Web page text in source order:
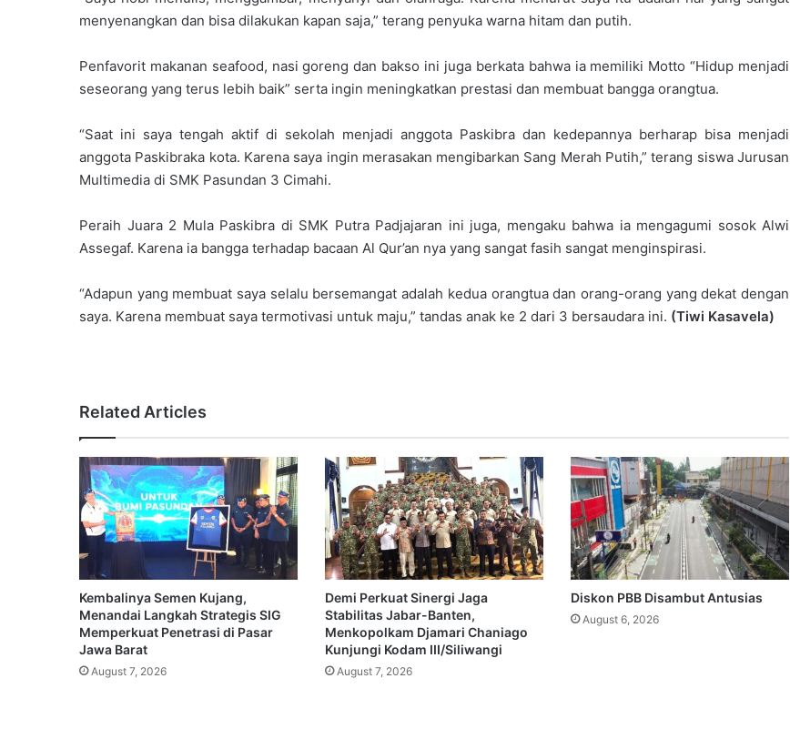
menyenangkan dan bisa dilakukan kapan saja,” terang penyuka warna hitam dan putih.
Penfavorit makanan seafood, nasi goreng dan bakso ini juga berkata bahwa ia memiliki Motto “Hidup menjadi
seseorang yang terus lebih baik” serta ingin meningkatkan prestasi dan membuat bangga orangtua.
“Saat ini saya tengah aktif di sekolah menjadi anggota Paskibra dan kedepannya berharap bisa menjadi
anggota Paskibraka kota. Karena saya ingin merasakan mengibarkan Sang Merah Putih,” terang siswa Jurusan
Multimedia di SMK Pasundan 3 Cimahi.
Peraih Juara 2 Mula Paskibra di SMK Putra Padjajaran ini juga, mengaku bahwa ia mengagumi sosok Alwi
Assegaf. Karena ia bangga terhadap bacaan Al Qur’an nya yang sangat fasih sangat menginspirasi.
“Adapun yang membuat saya selalu bersemangat adalah kedua orangtua dan orang-orang yang dekat dengan
saya. Karena membuat saya termotivasi untuk maju,” tandas anak ke 2 dari 3 bersaudara ini. (Tiwi Kasavela)
Related Articles
Kembalinya Semen Kujang,
Menandai Langkah Strategis SIG
Memperkuat Penetrasi di Pasar
Jawa Barat
August 7, 2026
Demi Perkuat Sinergi Jaga
Stabilitas Jabar-Banten,
Menkopolkam Djamari Chaniago
Kunjungi Kodam III/Siliwangi
August 7, 2026
Diskon PBB Disambut Antusias
August 6, 2026